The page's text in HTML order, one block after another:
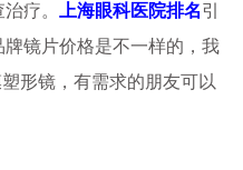
疗。
上海眼科医院排名引
镜片价格是不一样的，我
形镜，有需求的朋友可以